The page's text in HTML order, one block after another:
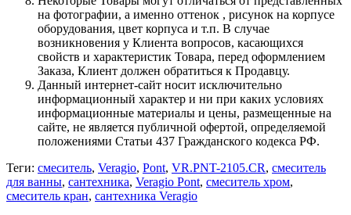
на фотографии, а именно оттенок , рисунок на корпусе
оборудования, цвет корпуса и т.п. В случае
возникновения у Клиента вопросов, касающихся
свойств и характеристик Товара, перед оформлением
Заказа, Клиент должен обратиться к Продавцу.
Данный интернет-сайт носит исключительно
информационный характер и ни при каких условиях
информационные материалы и цены, размещенные на
сайте, не является публичной офертой, определяемой
положениями Статьи 437 Гражданского кодекса РФ.
Теги: смеситель, Veragio, Pont, VR.PNT-2105.CR, смеситель
для ванны, сантехника, Veragio Pont, смеситель хром,
смеситель кран, сантехника Veragio